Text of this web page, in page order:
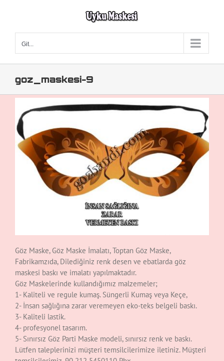
Git...
goz_maskesi-9
Göz Maske, Göz Maske İmalatı, Toptan Göz Maske,
Fabrikamzıda, Dilediğiniz renk desen ve ebatlarda göz
maskesi baskı ve imalatı yapılmaktadır.
Göz Maskelerinde kullandığımız malzemeler;
1- Kaliteli ve regule kumaş. Süngerli Kumaş veya Keçe,
2- İnsan sağlığına zarar veremeyen eko-teks belgeli baskı.
3- Kaliteli lastik.
4- profesyonel tasarım.
5- Sınırsız Göz Parti Maske modeli, sınırsız renk ve baskı.
Lütfen taleplerinizi müşteri temsilcilerimize iletiniz. Müşteri